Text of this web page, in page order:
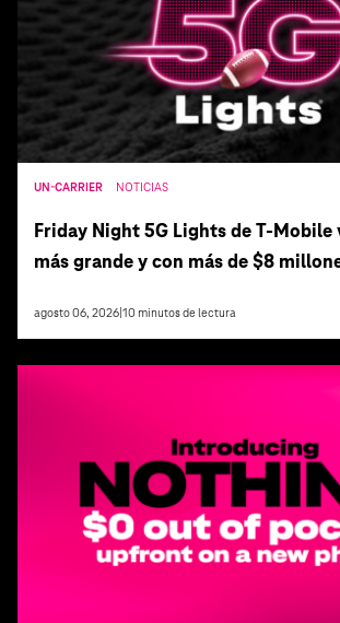
UN-CARRIER NOTICIAS
Friday Night 5G Lights de T‑Mobile
más grande y con más de $8
agosto 06, 2026 10 minutos de lectura